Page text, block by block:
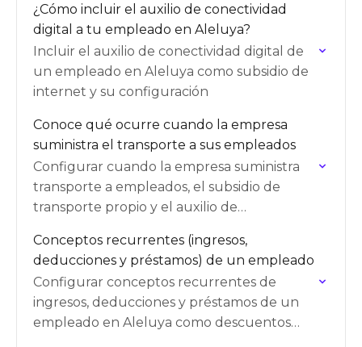
¿Cómo incluir el auxilio de conectividad
digital a tu empleado en Aleluya?
Incluir el auxilio de conectividad digital de
un empleado en Aleluya como subsidio de
internet y su configuración
Conoce qué ocurre cuando la empresa
suministra el transporte a sus empleados
Configurar cuando la empresa suministra
transporte a empleados, el subsidio de
transporte propio y el auxilio de
Conceptos recurrentes (ingresos,
deducciones y préstamos) de un empleado
Configurar conceptos recurrentes de
ingresos, deducciones y préstamos de un
empleado en Aleluya como descuentos